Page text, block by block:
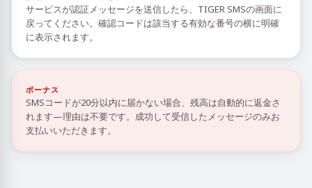
サービスが認証メッセージを送信したら、TIGER SMSの画面に
戻ってください。確認コードは該当する有効な番号の横に明確
に表示されます。
ボーナス
SMSコードが20分以内に届かない場合、残高は自動的に返金さ
れます—理由は不要です。成功して受信したメッセージのみお
支払いいただきます。